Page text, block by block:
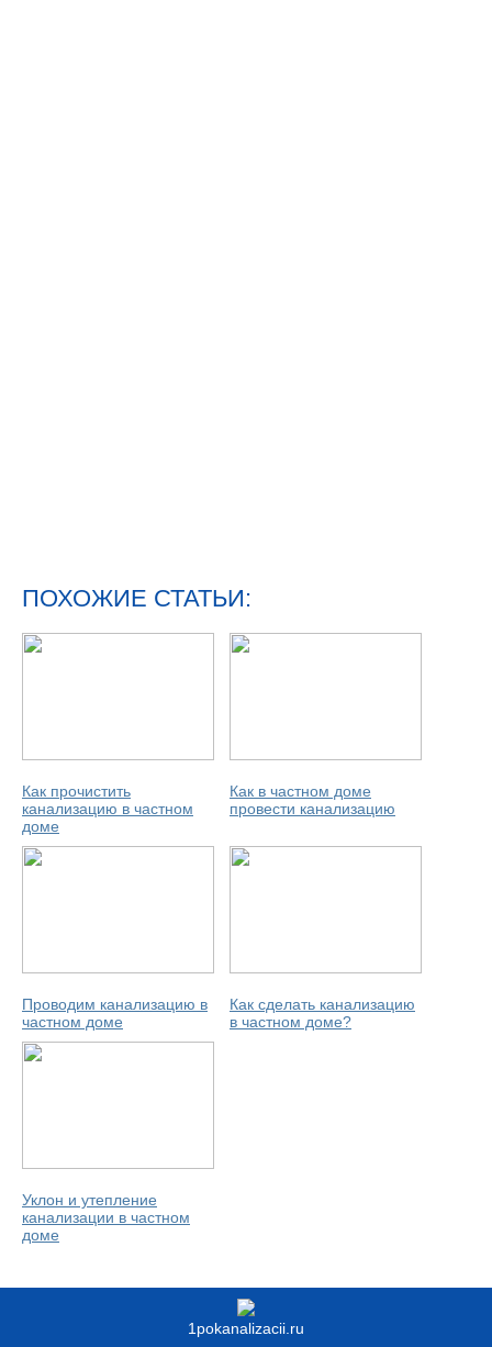
ПОХОЖИЕ СТАТЬИ:
Как прочистить
канализацию в частном
доме
Как в частном доме
провести канализацию
Проводим канализацию в
частном доме
Как сделать канализацию
в частном доме?
Уклон и утепление
канализации в частном
доме
1pokanalizacii.ru